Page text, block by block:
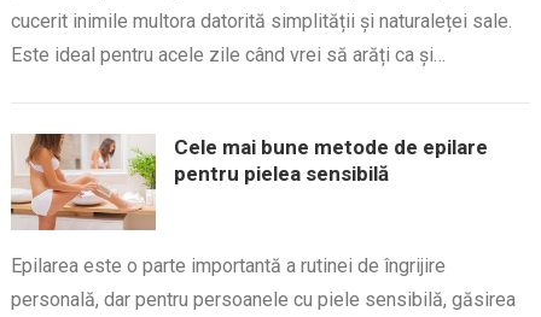
cucerit inimile multora datorită simplității și naturaleței sale.
Este ideal pentru acele zile când vrei să arăți ca și…
Cele mai bune metode de epilare
pentru pielea sensibilă
Epilarea este o parte importantă a rutinei de îngrijire
personală, dar pentru persoanele cu piele sensibilă, găsirea